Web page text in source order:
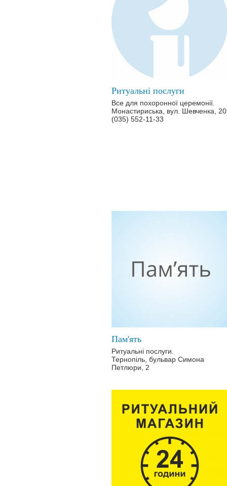
Ритуальні послуги
Все для похоронної церемонії.
Монастириська, вул. Шевченка, 20
(035) 552-11-33
Пам'ять
Ритуальні послуги.
Тернопіль, бульвар Симона
Петлюри, 2